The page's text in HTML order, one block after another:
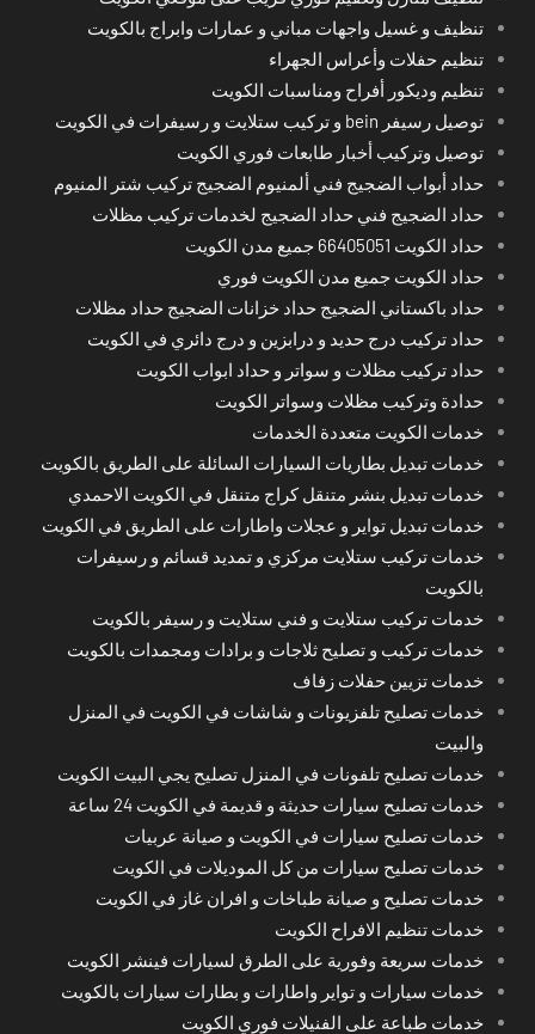
تنظيف و غسيل واجهات مباني و عمارات وابراج بالكويت
تنظيم حفلات وأعراس الجهراء
تنظيم وديكور أفراح ومناسبات الكويت
توصيل رسيفر bein و تركيب ستلايت و رسيفرات في الكويت
توصيل وتركيب أخبار طابعات فوري الكويت
حداد أبواب الضجيج فني ألمنيوم الضجيج تركيب شتر المنيوم
حداد الضجيج فني حداد الضجيج لخدمات تركيب مظلات
حداد الكويت 66405051 جميع مدن الكويت
حداد الكويت جميع مدن الكويت فوري
حداد باكستاني الضجيج حداد خزانات الضجيج حداد مظلات
حداد تركيب درج حديد و درابزين و درج دائري في الكويت
حداد تركيب مظلات و سواتر و حداد ابواب الكويت
حدادة وتركيب مظلات وسواتر الكويت
خدمات الكويت متعددة الخدمات
خدمات تبديل بطاريات السيارات السائلة على الطريق بالكويت
خدمات تبديل بنشر متنقل كراج متنقل في الكويت الاحمدي
خدمات تبديل تواير و عجلات واطارات على الطريق في الكويت
خدمات تركيب ستلايت مركزي و تمديد قسائم و رسيفرات
بالكويت
خدمات تركيب ستلايت و فني ستلايت و رسيفر بالكويت
خدمات تركيب و تصليح ثلاجات و برادات ومجمدات بالكويت
خدمات تزيين حفلات زفاف
خدمات تصليح تلفزيونات و شاشات في الكويت في المنزل
والبيت
خدمات تصليح تلفونات في المنزل تصليح يجي البيت الكويت
خدمات تصليح سيارات حديثة و قديمة في الكويت 24 ساعة
خدمات تصليح سيارات في الكويت و صيانة عربيات
خدمات تصليح سيارات من كل الموديلات في الكويت
خدمات تصليح و صيانة طباخات و افران غاز في الكويت
خدمات تنظيم الافراح الكويت
خدمات سريعة وفورية على الطرق لسيارات فينشر الكويت
خدمات سيارات و تواير واطارات و بطارات سيارات بالكويت
خدمات طباعة على الفنيلات فوري الكويت